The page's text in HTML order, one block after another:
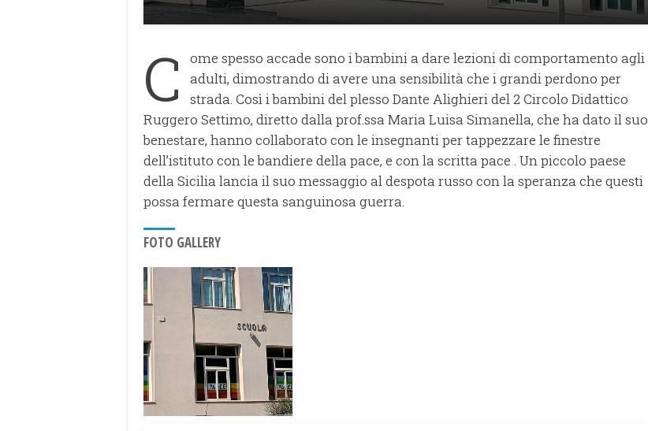
C
ome spesso accade sono i bambini a dare lezioni di comportamento agli
adulti, dimostrando di avere una sensibilità che i grandi perdono per
strada. Così i bambini del plesso Dante Alighieri del 2 Circolo Didattico
Ruggero Settimo, diretto dalla prof.ssa Maria Luisa Simanella, che ha dato il suo
benestare, hanno collaborato con le insegnanti per tappezzare le finestre
dell’istituto con le bandiere della pace, e con la scritta pace . Un piccolo paese
della Sicilia lancia il suo messaggio al despota russo con la speranza che questi
possa fermare questa sanguinosa guerra.
FOTO GALLERY